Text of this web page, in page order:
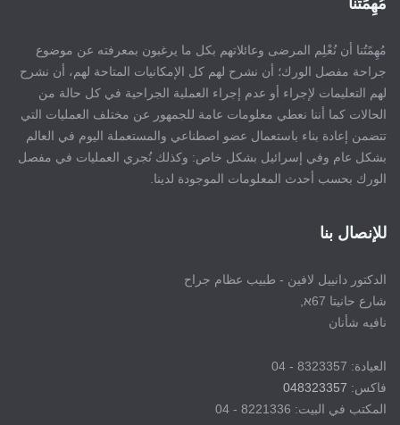
مُهِمًتُنا
مُهِمًتُنا أن نُعْلِم المرضى وعائلاتهم بكل ما يرغبون بمعرفته عن موضوع
جراحة مفصل الورك؛ أن نشرح لهم كل الإمكانيات المتاحة لهم، أن نشرح
لهم التعليمات لإجراء أو عدم إجراء العملية الجراحية في كل حالة من
الحالات كما أننا نعطي معلومات عامة للجمهور عن مختلف العمليات التي
تتضمن إعادة بناء باستعمال عضو اصطناعي والمستعملة اليوم في العالم
بشكل عام وفي إسرائيل بشكل خاص: وكذلك نُجري العمليات في مفصل
الورك بحسب أحدث المعلومات الموجودة لدينا.
للإنصال بنا
الدكتور دانييل لافين - طبيب عظام جراح
شارع حانيتا 67א,
نافيه شأنان
العيادة: 8323357 - 04
فاكس: 048323357
المكتب في البيت: 8221336 - 04